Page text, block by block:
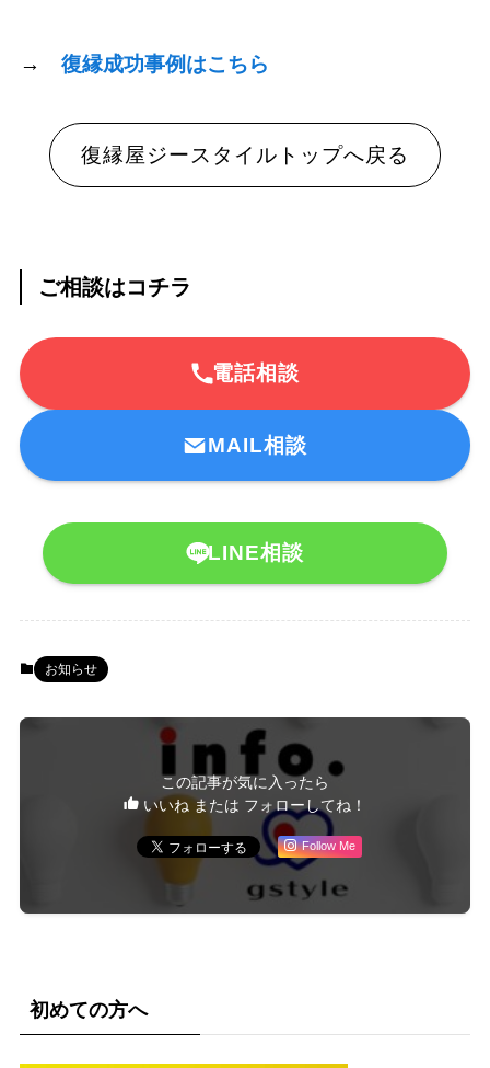
→ 復縁成功事例はこちら
復縁屋ジースタイルトップへ戻る
ご相談はコチラ
電話相談
MAIL相談
LINE相談
お知らせ
この記事が気に入ったら
いいね または フォローしてね！
Follow Me
初めての方へ